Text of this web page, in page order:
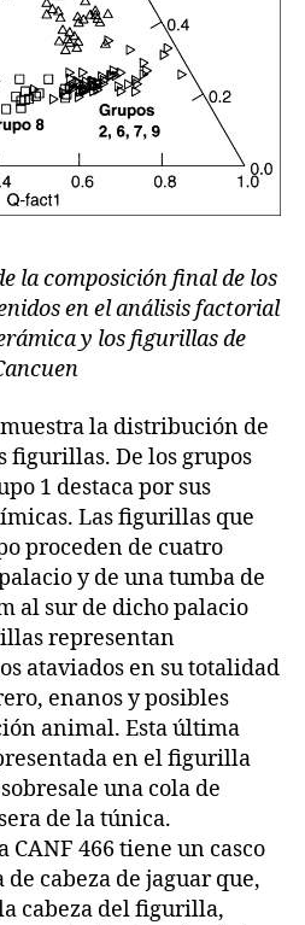
composición final de los
en el análisis factorial
y los figurillas de
la distribución de
figurillas. De los grupos
1 destaca por sus
Las figurillas que
proceden de cuatro
y de una tumba de
al sur de dicho palacio
representan
ataviados en su totalidad
enanos y posibles
animal. Esta última
en el figurilla
una cola de
de la túnica.
466 tiene un casco
cabeza de jaguar que,
cabeza del figurilla,